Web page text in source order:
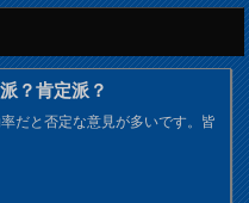
？肯定派？
だと否定な意見が多いです。皆